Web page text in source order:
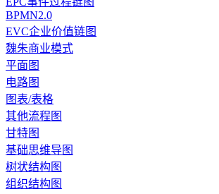
BPMN2.0
EVC企业价值链图
魏朱商业模式
平面图
电路图
图表/表格
其他流程图
甘特图
基础思维导图
树状结构图
组织结构图